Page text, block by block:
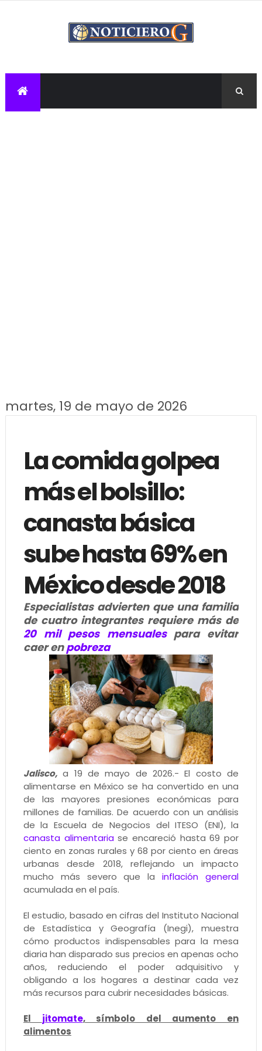
martes, 19 de mayo de 2026
La comida golpea
más el bolsillo:
canasta básica
sube hasta 69% en
México desde 2018
Especialistas advierten que una familia
de cuatro integrantes requiere más de
20 mil pesos mensualespara evitar
caer enpobreza
Jalisco,a 19 de mayo de 2026.- El costo de
alimentarse en México se ha convertido en una
de las mayores presiones económicas para
millones de familias. De acuerdo con un análisis
de la Escuela de Negocios del ITESO (ENI), la
canasta alimentariase encareció hasta 69 por
ciento en zonas rurales y 68 por ciento en áreas
urbanas desde 2018, reflejando un impacto
mucho más severo que lainflación general
acumulada en el país.
El estudio, basado en cifras del Instituto Nacional
de Estadística y Geografía (Inegi), muestra
cómo productos indispensables para la mesa
diaria han disparado sus precios en apenas ocho
años, reduciendo el poder adquisitivo y
obligando a los hogares a destinar cada vez
más recursos para cubrir necesidades básicas.
El jitomate, símbolo del aumento en
alimentos